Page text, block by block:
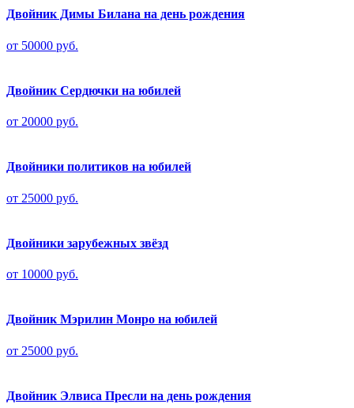
Двойник Димы Билана на день рождения
от 50000 руб.
Двойник Сердючки на юбилей
от 20000 руб.
Двойники политиков на юбилей
от 25000 руб.
Двойники зарубежных звёзд
от 10000 руб.
Двойник Мэрилин Монро на юбилей
от 25000 руб.
Двойник Элвиса Пресли на день рождения